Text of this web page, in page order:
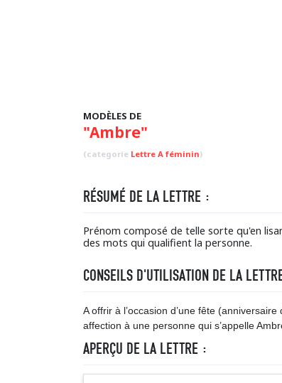
MODÈLES DE
"Ambre"
(categorie Lettre A féminin)
RÉSUMÉ DE LA LETTRE :
Prénom composé de telle sorte qu'en
des mots qui qualifient la personne.
CONSEILS D'UTILISATION DE LA
A offrir à l’occasion d’une fête
affection à une personne qui s’appelle
APERÇU DE LA LETTRE :